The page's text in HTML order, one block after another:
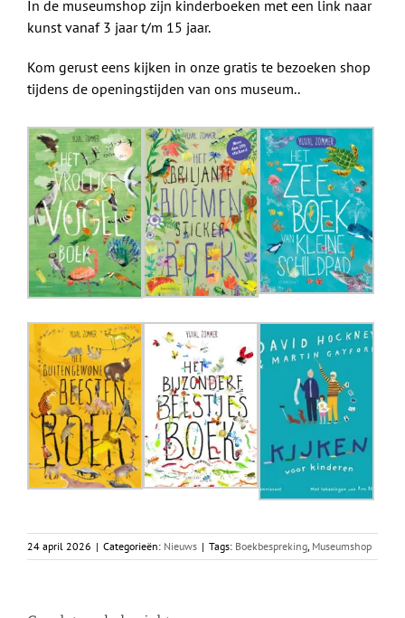
In de museumshop zijn kinderboeken met een link naar
kunst vanaf 3 jaar t/m 15 jaar.
Kom gerust eens kijken in onze gratis te bezoeken shop
tijdens de openingstijden van ons museum..
24 april 2026 | Categorieën: Nieuws | Tags: Boekbespreking, Museumshop